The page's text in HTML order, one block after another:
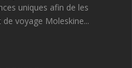
uniques afin de les
voyage Moleskine...